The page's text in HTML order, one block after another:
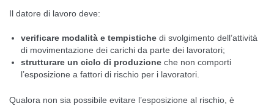
Il datore di lavoro deve:
verificare modalità e tempistichedi svolgimento dell’attività
di movimentazione dei carichi da parte dei lavoratori;
strutturare un ciclo di produzioneche non comporti
l’esposizione a fattori di rischio per i lavoratori.
Qualora non sia possibile evitare l’esposizione al rischio, è